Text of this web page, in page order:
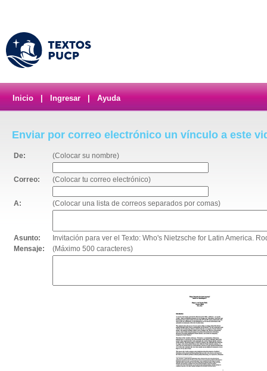
Inicio Ingresar Ayuda
Enviar por correo electrónico un vínculo a este
De: (Colocar su nombre)
Correo: (Colocar tu correo electrónico)
A: (Colocar una lista de correos separados por comas)
Asunto:
Invitación para ver el Texto: Who's Nietzsche for Latin America.
Mensaje:
(Máximo 500 caracteres)